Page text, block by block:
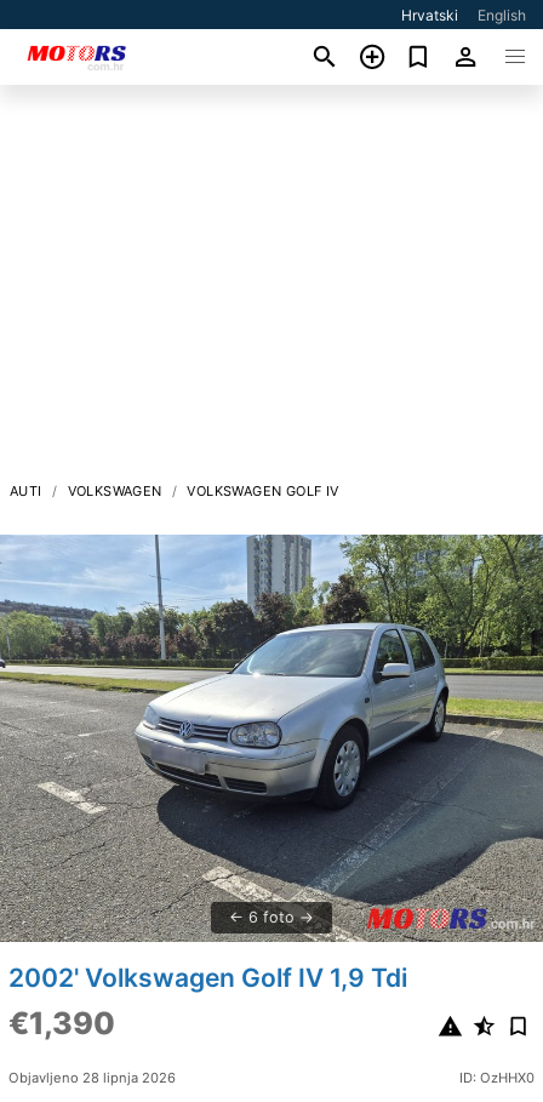
Hrvatski English
AUTI VOLKSWAGEN VOLKSWAGEN GOLF IV
6 foto
2002' Volkswagen Golf IV 1,9 Tdi
€1,390
Objavljeno 28 lipnja 2026 ID: OzHHX0